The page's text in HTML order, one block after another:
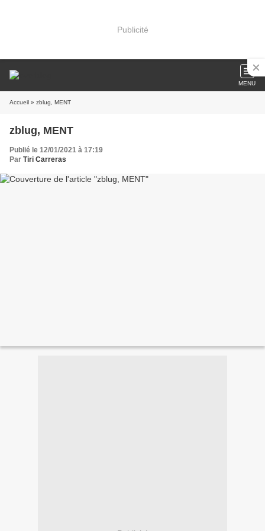
Publicité
MENU
Accueil » zblug, MENT
zblug, MENT
Publié le 12/01/2021 à 17:19
Par Tiri Carreras